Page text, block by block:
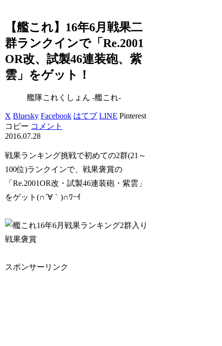
【艦これ】16年6月戦果二
群ランクインで「Re.2001
OR改、試製46連装砲、紫
雲」をゲット！
艦隊これくしょん -艦これ-
X Bluesky Facebook はてブ LINE Pinterest
コピー コメント
2016.07.28
戦果ランキング挑戦で初めての2群(21～
100位)ランクインで、戦果褒賞の
「Re.2001OR改・試製46連装砲・紫雲」
をゲット(∩´∀｀)∩ﾜｰｲ
スポンサーリンク